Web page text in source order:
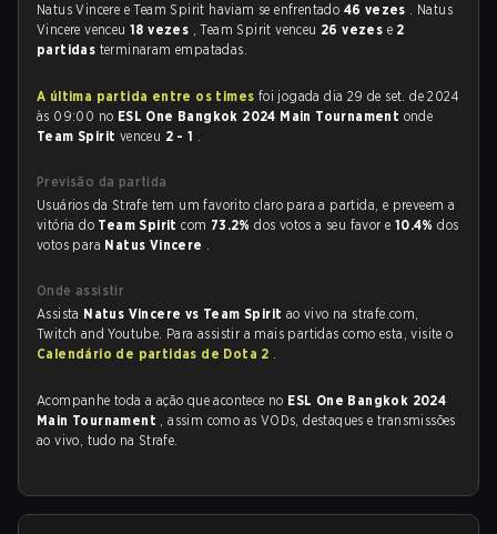
Natus Vincere e Team Spirit haviam se enfrentado 46 vezes . Natus
Vincere venceu18 vezes , Team Spirit venceu 26 vezes e 2
partidas terminaram empatadas.
A última partida entre os times foi jogada dia 29 de set. de 2024
às 09:00 no ESL One Bangkok 2024 Main Tournament onde
Team Spirit venceu 2 - 1 .
Previsão da partida
Usuários da Strafe tem um favorito claro para a partida, e preveem a
vitória do Team Spiritcom 73.2%dos votos a seu favor e 10.4%dos
votos para Natus Vincere .
Onde assistir
Assista Natus Vincere vs Team Spirit ao vivo na strafe.com,
Twitch and Youtube. Para assistir a mais partidas como esta, visite o
Calendário de partidas de Dota 2 .
Acompanhe toda a ação que acontece no ESL One Bangkok 2024
Main Tournament , assim como as VODs, destaques e transmissões
ao vivo, tudo na Strafe.